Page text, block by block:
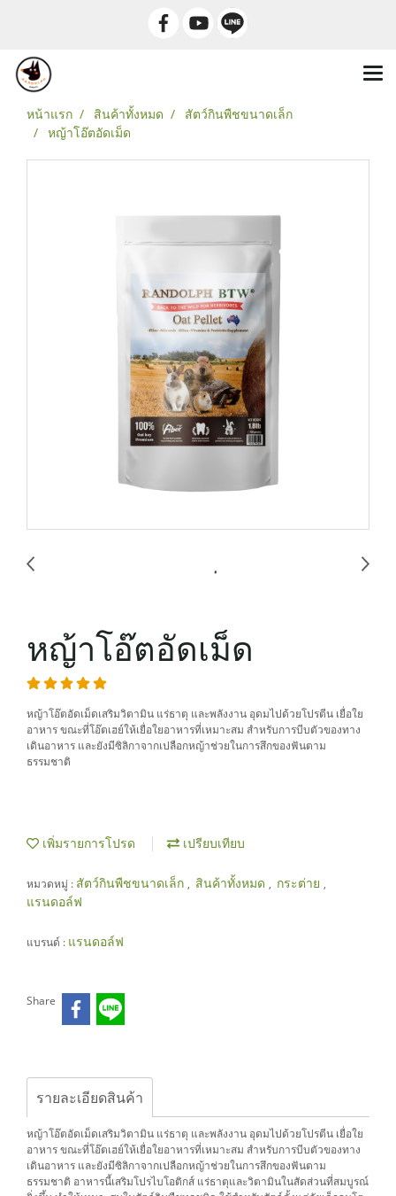
หน้าแรก สินค้าทั้งหมด
สัตว์กินพืชขนาดเล็ก
หญ้าโอ๊ตอัดเม็ด
หญ้าโอ๊ตอัดเม็ด
หญ้าโอ๊ตอัดเม็ดเสริมวิตามิน แร่ธาตุ และพลังงาน อุดมไปด้วยโปรตีน เยื่อใย
อาหาร ขณะที่โอ๊ตเฮย์ให้เยื่อใยอาหารที่เหมาะสม สำหรับการบีบตัวของทาง
เดินอาหาร และยังมีซิลิกาจากเปลือกหญ้าช่วยในการสึกของฟันตาม
ธรรมชาติ
เพิ่มรายการโปรด เปรียบเทียบ
หมวดหมู่ : สัตว์กินพืชขนาดเล็ก , สินค้าทั้งหมด , กระต่าย ,
แรนดอล์ฟ
แบรนด์ : แรนดอล์ฟ
Share
รายละเอียดสินค้า
หญ้าโอ๊ตอัดเม็ดเสริมวิตามิน แร่ธาตุ และพลังงาน อุดมไปด้วยโปรตีน เยื่อใย
อาหาร ขณะที่โอ๊ตเฮย์ให้เยื่อใยอาหารที่เหมาะสม สำหรับการบีบตัวของทาง
เดินอาหาร และยังมีซิลิกาจากเปลือกหญ้าช่วยในการสึกของฟันตาม
ธรรมชาติ อาหารนี้เสริมโปรไบโอติกส์ แร่ธาตุและวิตามินในสัดส่วนที่สมบูรณ์